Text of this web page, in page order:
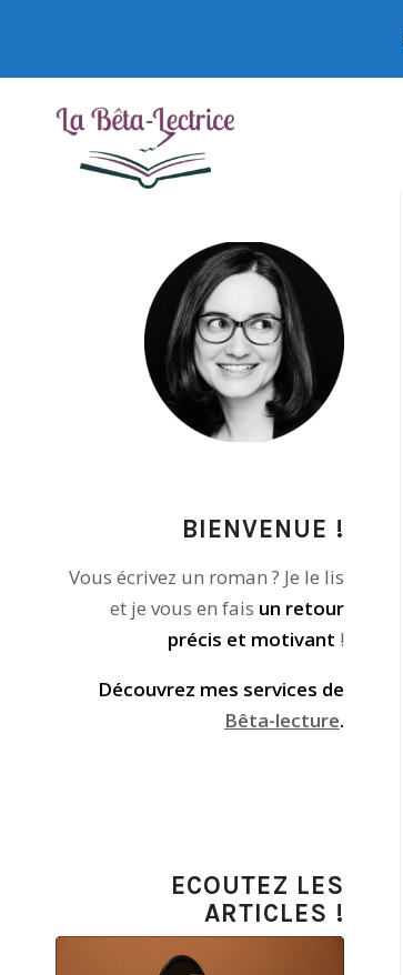
BIENVENUE !
Vous écrivez un roman ? Je le lis
et je vous en fais un retour
précis et motivant !
Découvrez mes services de
Bêta-lecture.
ECOUTEZ LES
ARTICLES !